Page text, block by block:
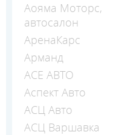
Аояма Моторс,
автосалон
АренаКарс
Арманд
АСЕ АВТО
Аспект Авто
АСЦ Авто
АСЦ Варшавка